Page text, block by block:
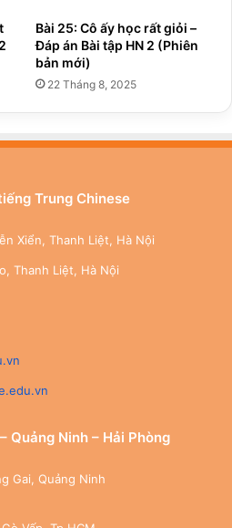
Bài 25: Cô ấy học rất giỏi –
Đáp án Bài tập HN 2 (Phiên
bản mới)
22 Tháng 8, 2025
Trung Chinese
Xiển, Thanh Liệt, Hà Nội
Thanh Liệt, Hà Nội
Quảng Ninh – Hải Phòng
Gai, Quảng Ninh